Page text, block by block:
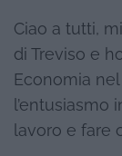
Ciao a tutti,
di Treviso e
Economia
l’entusiasmo
lavoro e fare